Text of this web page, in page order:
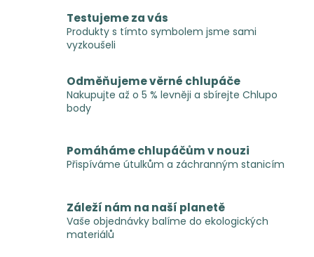
l
á
d
í
p
r
v
ý
s
u
Testujeme za vás
Produkty s tímto symbolem jsme sami
vyzkoušeli
Odměňujeme věrné chlupáče
Nakupujte až o 5 % levněji a sbírejte Chlupo
body
Pomáháme chlupáčům v nouzi
Přispíváme útulkům a záchranným stanicím
Záleží nám na naší planetě
Vaše objednávky balíme do ekologických
materiálů